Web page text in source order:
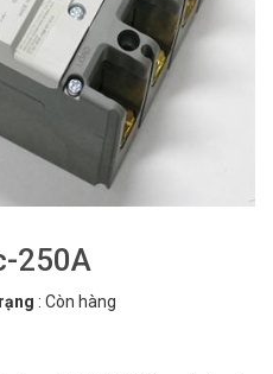
250A
: Còn hàng